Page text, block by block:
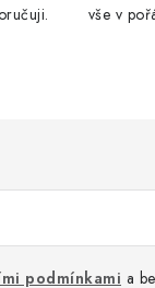
vše v
podmínkami a